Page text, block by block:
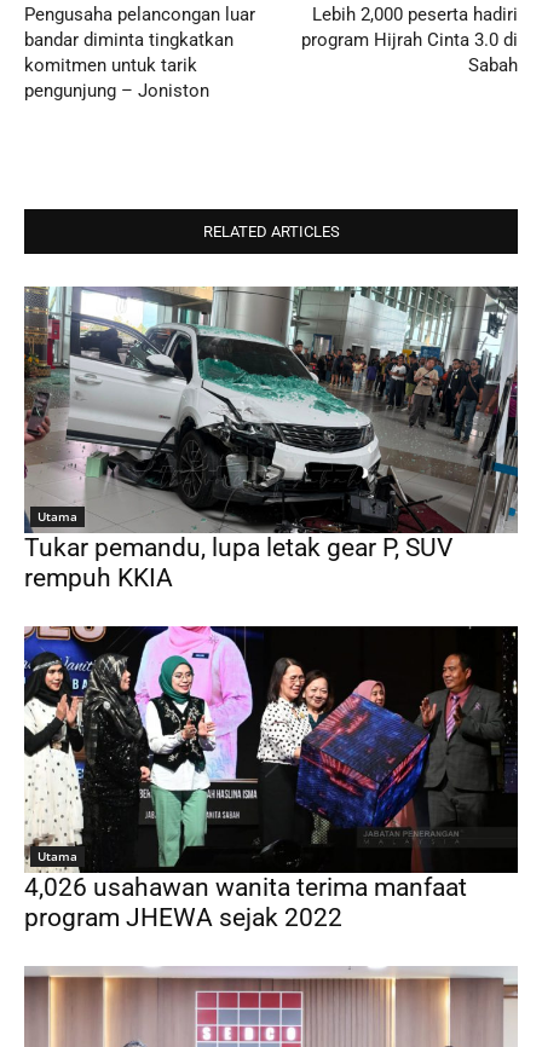
Pengusaha pelancongan luar
bandar diminta tingkatkan
komitmen untuk tarik
pengunjung – Joniston
Lebih 2,000 peserta hadiri
program Hijrah Cinta 3.0 di
Sabah
RELATED ARTICLES
Utama
Tukar pemandu, lupa letak gear P, SUV
rempuh KKIA
Utama
4,026 usahawan wanita terima manfaat
program JHEWA sejak 2022